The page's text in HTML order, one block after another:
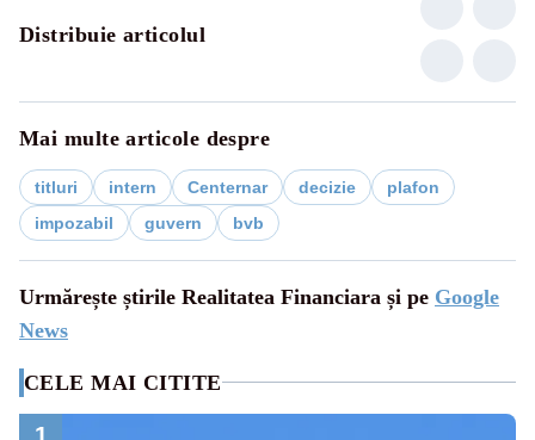
Distribuie articolul
Mai multe articole despre
titluri intern Centernar decizie
plafon
impozabil
guvern bvb
Urmărește știrile Realitatea Financiara și pe Google
News
CELE MAI CITITE
1